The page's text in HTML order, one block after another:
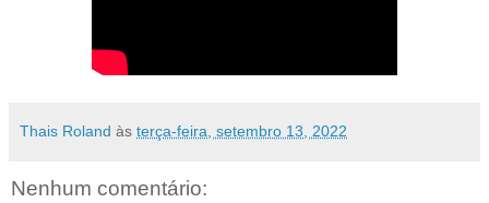
Thais Roland às terça-feira, setembro 13, 2022
Nenhum comentário: